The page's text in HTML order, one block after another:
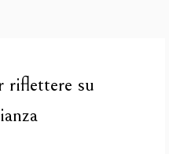
riflettere su